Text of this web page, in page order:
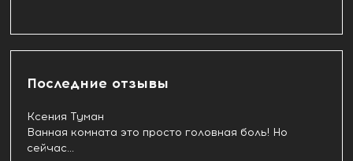
Последние отзывы
Ксения Туман
Ванная комната это просто головная боль! Но
сейчас...